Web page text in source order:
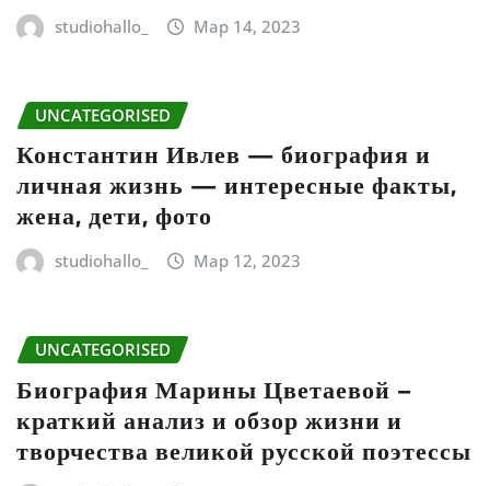
studiohallo_ Мар 14, 2023
UNCATEGORISED
Константин Ивлев — биография и
личная жизнь — интересные факты,
жена, дети, фото
studiohallo_ Мар 12, 2023
UNCATEGORISED
Биография Марины Цветаевой –
краткий анализ и обзор жизни и
творчества великой русской поэтессы